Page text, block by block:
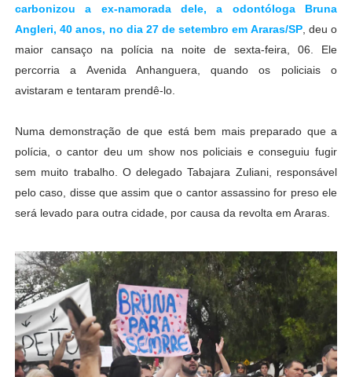
carbonizou a ex-namorada dele, a odontóloga Bruna
Angleri, 40 anos, no dia 27 de setembro em Araras/SP, deu o
maior cansaço na polícia na noite de sexta-feira, 06. Ele
percorria a Avenida Anhanguera, quando os policiais o
avistaram e tentaram prendê-lo.
Numa demonstração de que está bem mais preparado que a
polícia, o cantor deu um show nos policiais e conseguiu fugir
sem muito trabalho. O delegado Tabajara Zuliani, responsável
pelo caso, disse que assim que o cantor assassino for preso ele
será levado para outra cidade, por causa da revolta em Araras.